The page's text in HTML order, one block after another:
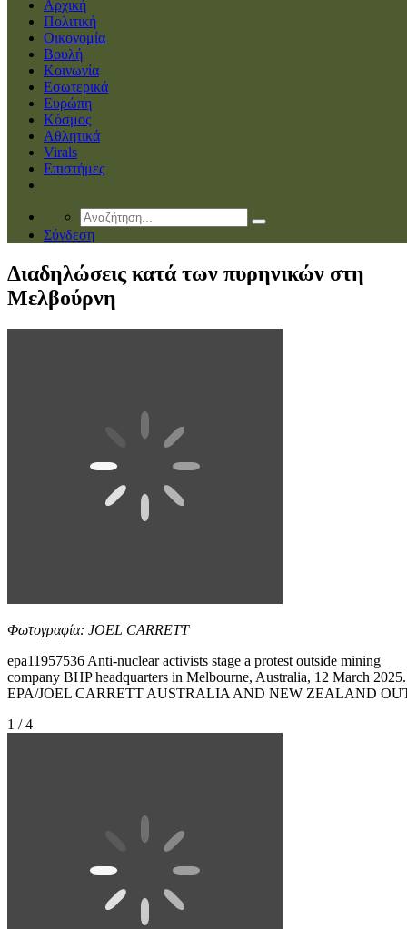
Αρχική
Πολιτική
Οικονομία
Βουλή
Κοινωνία
Εσωτερικά
Ευρώπη
Κόσμος
Αθλητικά
Virals
Επιστήμες
Σύνδεση
Διαδηλώσεις κατά των πυρηνικών στη
Μελβούρνη
Φωτογραφία: JOEL CARRETT
epa11957536 Anti-nuclear activists stage a protest outside mining
company BHP headquarters in Melbourne, Australia, 12 March 2025.
EPA/JOEL CARRETT AUSTRALIA AND NEW ZEALAND
1 / 4